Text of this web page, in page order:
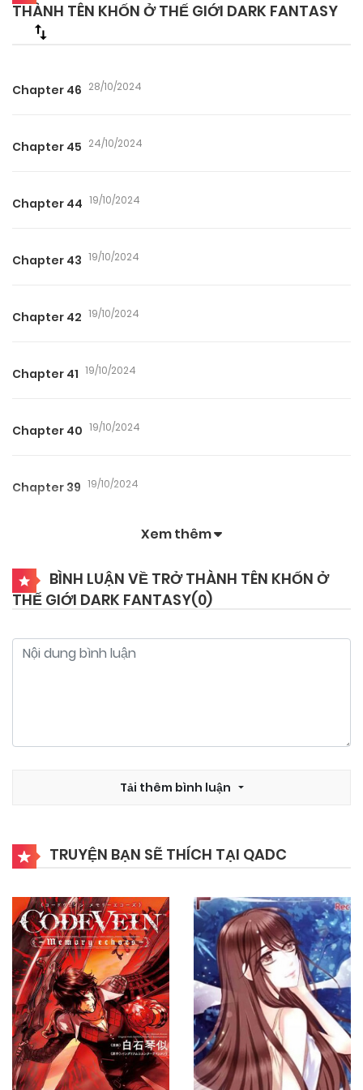
THÀNH TÊN KHỐN Ở THẾ GIỚI DARK FANTASY
Chapter 46 28/10/2024
Chapter 45 24/10/2024
Chapter 44 19/10/2024
Chapter 43 19/10/2024
Chapter 42 19/10/2024
Chapter 41 19/10/2024
Chapter 40 19/10/2024
Chapter 39 19/10/2024
Chapter 37 19/10/2024
Chapter 36 19/10/2024
Chapter 31 25/09/2024
Chapter 30 25/09/2024
Chapter 29 25/09/2024
Xem thêm
BÌNH LUẬN VỀ TRỞ THÀNH TÊN KHỐN Ở
THẾ GIỚI DARK FANTASY(0)
Tải thêm bình luận
TRUYỆN BẠN SẼ THÍCH TẠI QADC